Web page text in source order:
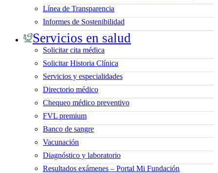
Línea de Transparencia
Informes de Sostenibilidad
Servicios en salud
Solicitar cita médica
Solicitar Historia Clínica
Servicios y especialidades
Directorio médico
Chequeo médico preventivo
FVL premium
Banco de sangre
Vacunación
Diagnóstico y laboratorio
Resultados exámenes – Portal Mi Fundación